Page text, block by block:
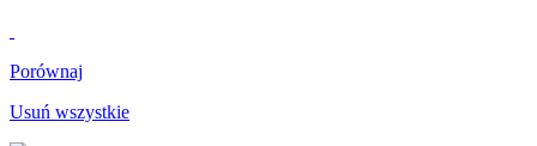
Porównaj
Usuń wszystkie